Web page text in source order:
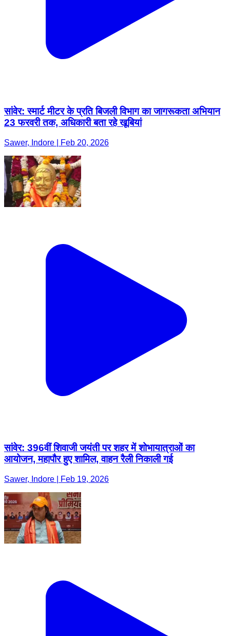
सांवेर: स्मार्ट मीटर के प्रति बिजली विभाग का जागरूकता अभियान
23 फरवरी तक, अधिकारी बता रहे खूबियां
Sawer, Indore | Feb 20, 2026
सांवेर: 396वीं शिवाजी जयंती पर शहर में शोभायात्राओं का
आयोजन, महापौर हुए शामिल, वाहन रैली निकाली गई
Sawer, Indore | Feb 19, 2026